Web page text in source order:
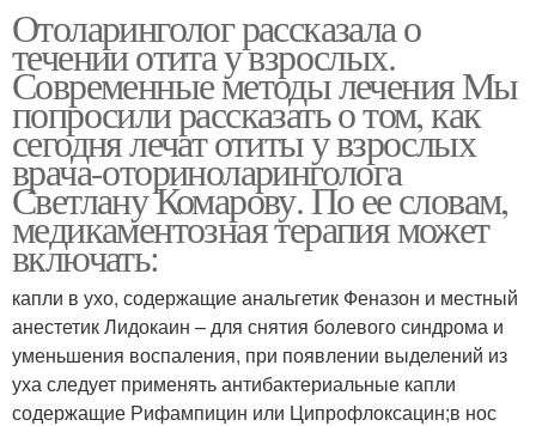
Отоларинголог рассказала о
течении отита у взрослых.
Современные методы лечения Мы
попросили рассказать о том, как
сегодня лечат отиты у взрослых
врача-оториноларинголога
Светлану Комарову. По ее словам,
медикаментозная терапия может
включать:
капли в ухо, содержащие анальгетик Феназон и местный
анестетик Лидокаин – для снятия болевого синдрома и
уменьшения воспаления, при появлении выделений из
уха следует применять антибактериальные капли
содержащие Рифампицин или Ципрофлоксацин;в нос